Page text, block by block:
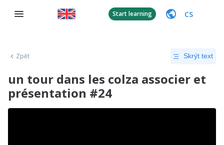
Start learning CS
Zpět Skrýt text
un tour dans les colza associer et
présentation #24